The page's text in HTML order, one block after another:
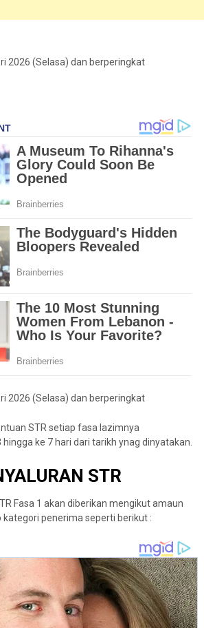
2026 (Selasa) dan berperingkat
2026 (Selasa) dan berperingkat
STR setiap fasa lazimnya
ke 7 hari dari tarikh ynag dinyatakan.
STR
Fasa 1 akan diberikan mengikut amaun
penerima seperti berikut :